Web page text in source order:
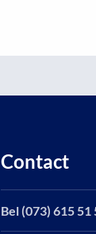
Contact
Bel (073) 615 51